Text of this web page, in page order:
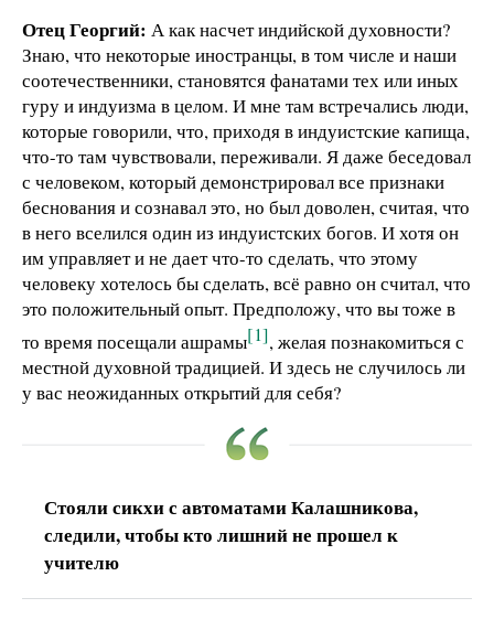
Отец Георгий: А как насчет индийской духовности?
Знаю, что некоторые иностранцы, в том числе и наши
соотечественники, становятся фанатами тех или иных
гуру и индуизма в целом. И мне там встречались люди,
которые говорили, что, приходя в индуистские капища,
что-то там чувствовали, переживали. Я даже беседовал
с человеком, который демонстрировал все признаки
беснования и сознавал это, но был доволен, считая, что
в него вселился один из индуистских богов. И хотя он
им управляет и не дает что-то сделать, что этому
человеку хотелось бы сделать, всё равно он считал, что
это положительный опыт. Предположу, что вы тоже в
то время посещали ашрамы[1], желая познакомиться с
местной духовной традицией. И здесь не случилось ли
у вас неожиданных открытий для себя?
Стояли сикхи с автоматами Калашникова,
следили, чтобы кто лишний не прошел к
учителю